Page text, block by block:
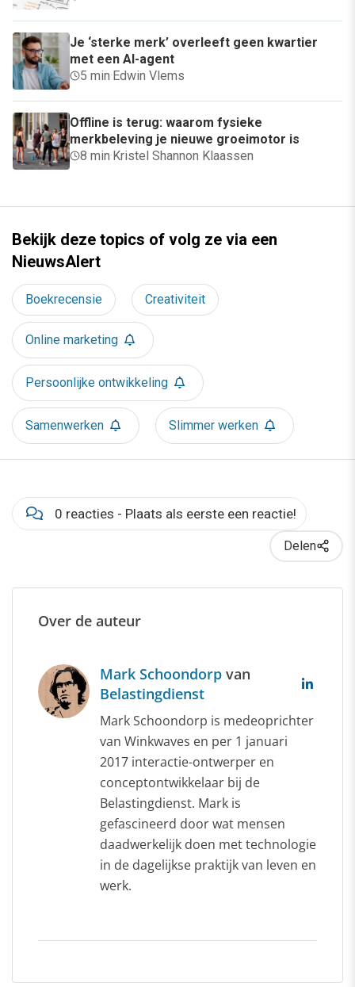
Je ‘sterke merk’ overleeft geen kwartier
met een AI-agent
5 min·Edwin Vlems
Offline is terug: waarom fysieke
merkbeleving je nieuwe groeimotor is
8 min·Kristel Shannon Klaassen
Bekijk deze topics of volg ze via een
NieuwsAlert
Boekrecensie Creativiteit
Online marketing
Persoonlijke ontwikkeling
Samenwerken Slimmer werken
0 reacties - Plaats als eerste een reactie!
Delen
Over de auteur
Mark Schoondorp van
Belastingdienst
Mark Schoondorp is medeoprichter
van Winkwaves en per 1 januari
2017 interactie-ontwerper en
conceptontwikkelaar bij de
Belastingdienst. Mark is
gefascineerd door wat mensen
daadwerkelijk doen met technologie
in de dagelijkse praktijk van leven en
werk.